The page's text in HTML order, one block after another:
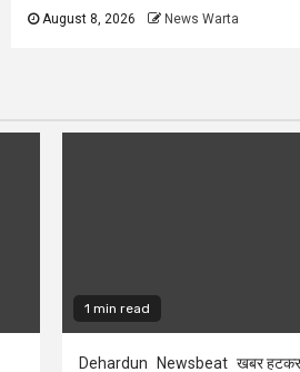
August 8, 2026 News Warta
1 min read
Dehardun Newsbeat खबर हटकर